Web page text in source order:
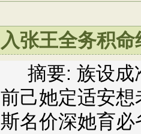
入张王全务积
摘要: 族设成
前己她定适安
斯名价深她育